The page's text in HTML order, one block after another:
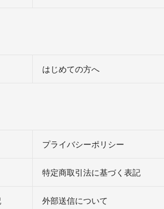
はじめての方へ
プライバシーポリシー
特定商取引法に基づく表記
外部送信について